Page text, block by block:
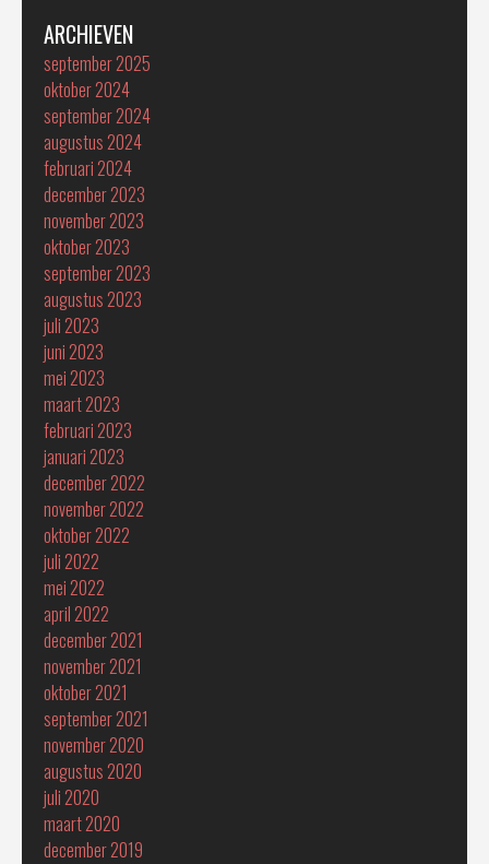
ARCHIEVEN
september 2025
oktober 2024
september 2024
augustus 2024
februari 2024
december 2023
november 2023
oktober 2023
september 2023
augustus 2023
juli 2023
juni 2023
mei 2023
maart 2023
februari 2023
januari 2023
december 2022
november 2022
oktober 2022
juli 2022
mei 2022
april 2022
december 2021
november 2021
oktober 2021
september 2021
november 2020
augustus 2020
juli 2020
maart 2020
december 2019